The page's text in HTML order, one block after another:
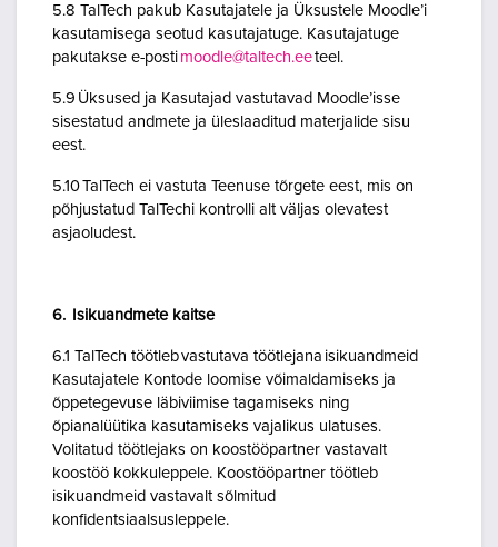
5.8 TalTech pakub Kasutajatele ja Üksustele Moodle’i
kasutamisega seotud kasutajatuge. Kasutajatuge
pakutakse e-posti moodle@taltech.eeteel.
5.9 Üksused ja Kasutajad vastutavad Moodle’isse
sisestatud andmete ja üleslaaditud materjalide sisu
eest.
5.10 TalTech ei vastuta Teenuse tõrgete eest, mis on
põhjustatud TalTechi kontrolli alt väljas olevatest
asjaoludest.
6. Isikuandmete kaitse
6.1 TalTech töötleb vastutava töötlejana isikuandmeid
Kasutajatele Kontode loomise võimaldamiseks ja
õppetegevuse läbiviimise tagamiseks ning
õpianalüütika kasutamiseks vajalikus ulatuses.
Volitatud töötlejaks on koostööpartner vastavalt
koostöö kokkuleppele. Koostööpartner töötleb
isikuandmeid vastavalt sõlmitud
konfidentsiaalsusleppele.